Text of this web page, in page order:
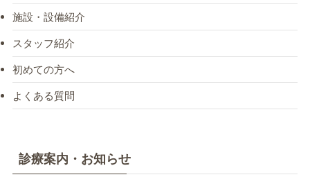
施設・設備紹介
スタッフ紹介
初めての方へ
よくある質問
診療案内・お知らせ